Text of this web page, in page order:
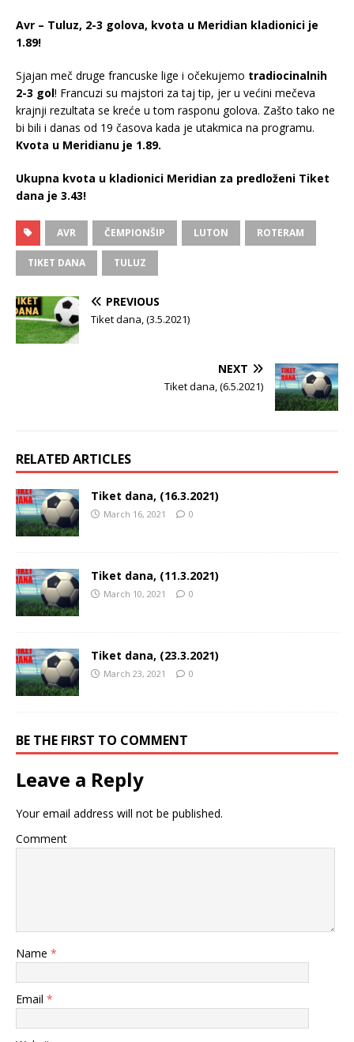
Avr – Tuluz, 2-3 golova, kvota u Meridian kladionici je
1.89!
Sjajan meč druge francuske lige i očekujemo tradiocinalnih
2-3 gol! Francuzi su majstori za taj tip, jer u većini mečeva
krajnji rezultata se kreće u tom rasponu golova. Zašto tako ne
bi bili i danas od 19 časova kada je utakmica na programu.
Kvota u Meridianu je 1.89.
Ukupna kvota u kladionici Meridian za predloženi Tiket
dana je 3.43!
AVR ČEMPIONŠIP LUTON ROTERAM
TIKET DANA TULUZ
PREVIOUS
Tiket dana, (3.5.2021)
NEXT
Tiket dana, (6.5.2021)
RELATED ARTICLES
Tiket dana, (16.3.2021)
March 16, 2021 0
Tiket dana, (11.3.2021)
March 10, 2021 0
Tiket dana, (23.3.2021)
March 23, 2021 0
BE THE FIRST TO COMMENT
Leave a Reply
Your email address will not be published.
Comment
Name *
Email *